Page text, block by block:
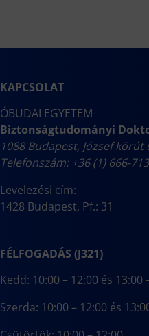
KAPCSOLAT
ÓBUDAI EGYETEM
Biztonságtudományi
1088 Budapest, József körút
Telefonszám: +36 (1) 666-
Levelezési cím:
1428 Budapest, Pf.: 31
FÉLFOGADÁS (J321)
Kedd: 10:00 – 12:00 és 13:00
Szerda: 10:00 – 12:00 és